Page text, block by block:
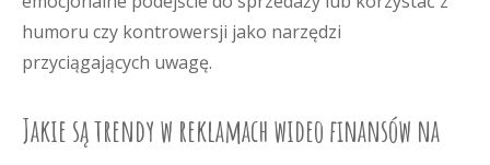
humoru czy kontrowersji jako narzędzi
przyciągających uwagę.
Jakie są trendy w reklamach wideo finansów na